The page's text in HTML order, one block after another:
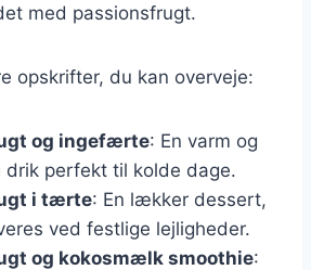
med passionsfrugt.
opskrifter, du kan overveje:
og ingefærte: En varm og
drik perfekt til kolde dage.
i tærte: En lækker dessert,
ved festlige lejligheder.
og kokosmælk smoothie: